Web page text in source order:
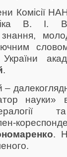
Комісії
В. І.
.
–
науки»
.